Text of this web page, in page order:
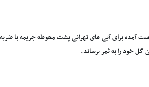
ضربه ایستگاهی به دست آمده برای آبی های تهرانی پشت محوطه جریمه
گل خود را به ثمر برساند.